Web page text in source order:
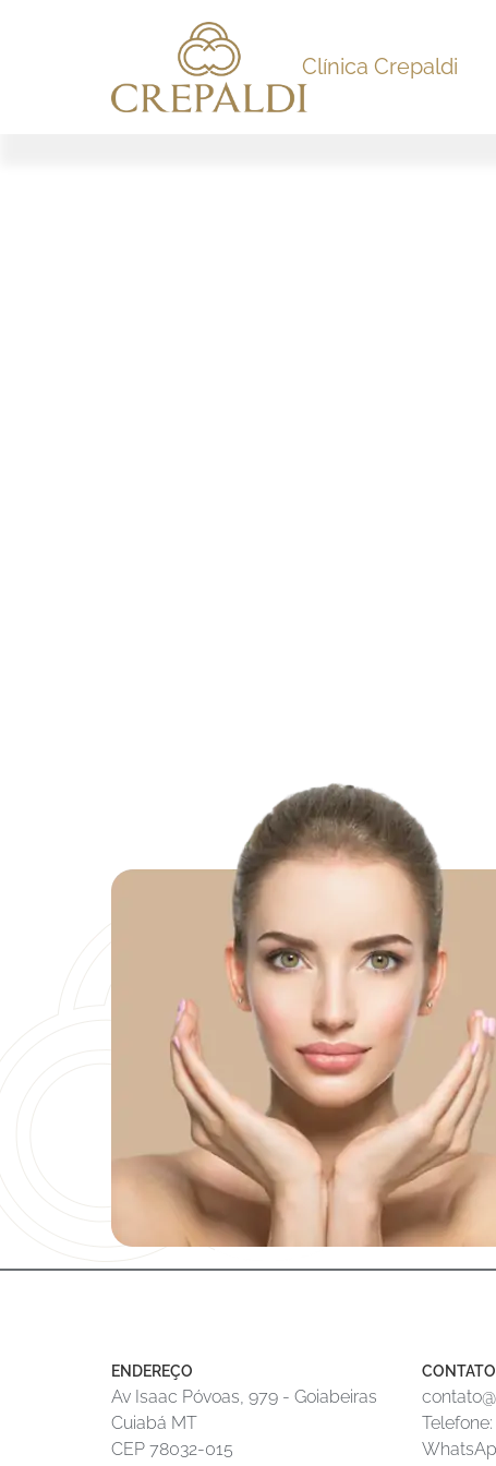
Clínica Crepaldi
ENDEREÇO
Av Isaac Póvoas, 979 - Goiabeiras
Cuiabá MT
CEP 78032-015
CONTATO